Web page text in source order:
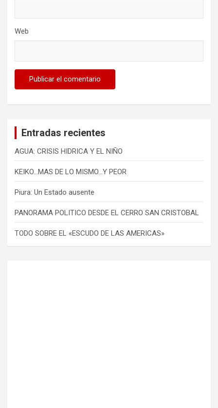
Web
Entradas recientes
AGUA: CRISIS HIDRICA Y EL NIÑO
KEIKO…MAS DE LO MISMO…Y PEOR
Piura: Un Estado ausente
PANORAMA POLITICO DESDE EL CERRO SAN CRISTOBAL
TODO SOBRE EL «ESCUDO DE LAS AMERICAS»